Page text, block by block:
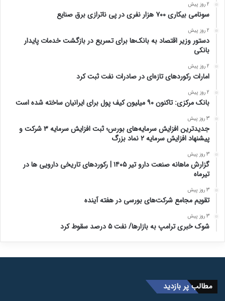
2 روز پیش
سونامی بیکاری ۷۰۰ هزار نفری در پی ناترازی برق صنایع
2 روز پیش
دستور وزیر اقتصاد به بانک‌ها برای تسریع در بازگشت خدمات پایدار
بانکی
2 روز پیش
امارات رکورد‌های تازه‌ای در صادرات نفت ثبت کرد
2 روز پیش
بانک مرکزی: تاکنون ۹۰ میلیون کیف پول برای ایرانیان ساخته شده است
3 روز پیش
جدیدترین افزایش سرمایه‌های بورس؛ ثبت افزایش سرمایه ۳ شرکت و
پیشنهاد افزایش سرمایه ۲ نماد بزرگ
3 روز پیش
گزارش ماهانه صنعت دارو تیر ۱۴۰۵ | رکوردهای تاریخی دارویی ها در
تیرماه
3 روز پیش
تقویم مجامع شرکت‌های بورسی در هفته آینده
3 روز پیش
شوک خبری ترامپ به بازارها/ نفت ۵ درصد سقوط کرد
مطالب پر بازدید